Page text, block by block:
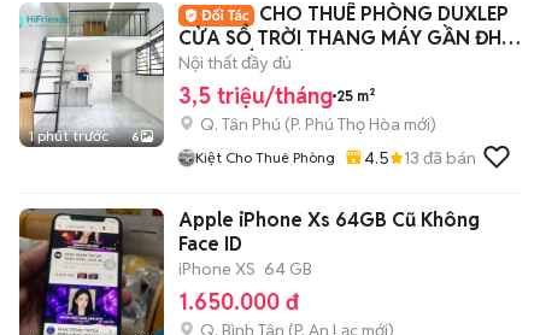
1 phút trước 6
CHO THUÊ PHÒNG DUXLEP
CỬA SỔ TRỜI THANG MÁY GẦN ĐH
VĂN HIẾN GIÁP TBINH
Nội thất đầy đủ
3,5 triệu/tháng 25 m²
Q. Tân Phú (P. Phú Thọ Hòa mới)
Kiệt Cho Thuê Phòng 4.5 13 đã bán
Apple iPhone Xs 64GB Cũ Không
Face ID
iPhone XS 64 GB
1.650.000 đ
Q. Bình Tân (P. An Lạc mới)